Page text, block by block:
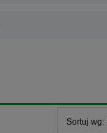
Sortuj wg: